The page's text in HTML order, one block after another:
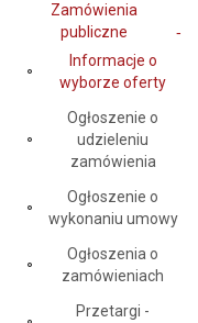
Zamówienia
publiczne
Informacje o
wyborze oferty
Ogłoszenie o
udzieleniu
zamówienia
Ogłoszenie o
wykonaniu umowy
Ogłoszenia o
zamówieniach
Przetargi -